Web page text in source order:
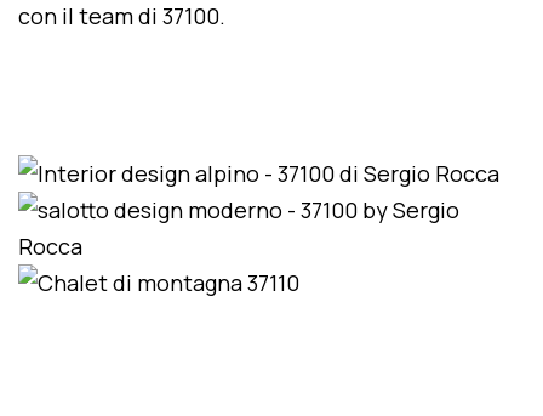
con il team di 37100.